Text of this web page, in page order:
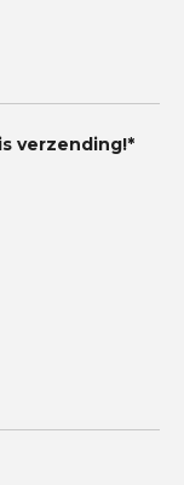
verzending!*